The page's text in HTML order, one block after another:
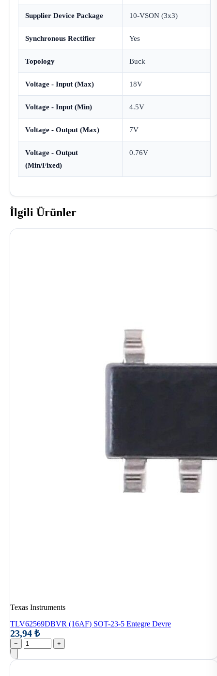
Supplier Device Package 10-VSON (3x3)
Synchronous Rectifier Yes
Topology Buck
Voltage - Input (Max) 18V
Voltage - Input (Min) 4.5V
Voltage - Output (Max) 7V
Voltage - Output
(Min/Fixed)
0.76V
İlgili Ürünler
Texas Instruments
TLV62569DBVR (16AF) SOT-23-5 Entegre Devre
23,94 ₺
− +